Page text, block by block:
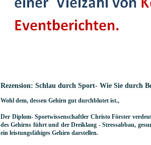
Rezension: Schlau durch Sport- Wie Sie durch
Wohl dem, dessen Gehirn gut durchblutet ist.,
Der Diplom- Sportwissenschaftler Christo Förster
des Gehirns führt und der Dreiklang - Stressabbau,
ein leistungsfähiges Gehirn darstellen.